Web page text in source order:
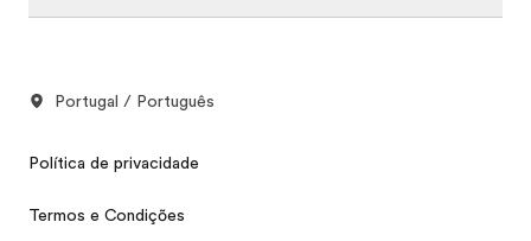
Portugal / Português
Política de privacidade
Termos e Condições